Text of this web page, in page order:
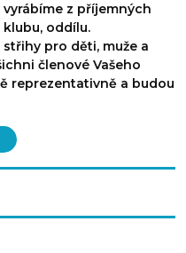
vyrábíme z příjemných
oddílu.
pro děti, muže a
členové Vašeho
reprezentativně a budou